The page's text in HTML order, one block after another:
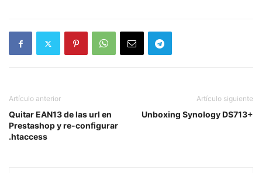
Artículo anterior
Quitar EAN13 de las url en
Prestashop y re-configurar
.htaccess
Artículo siguiente
Unboxing Synology DS713+